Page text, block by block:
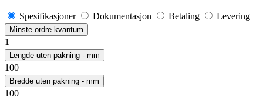
Spesifikasjoner Dokumentasjon Betaling Levering
Minste ordre kvantum
1
Lengde uten pakning - mm
100
Bredde uten pakning - mm
100